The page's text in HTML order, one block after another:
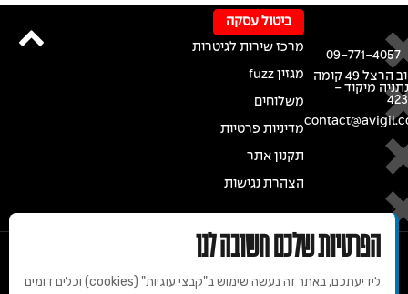
רחוב הרצל 49 קומה
מיקוד -
09-771-4057
ביטול עסקה
מרכז שירות לגיטרות
מגזין fuzz
משלוחים
מדיניות פרטיות
תקנון אתר
הצהרת נגישות
הפרטיות שלכם חשובה לנו
לידיעתכם, באתר זה נעשה שימוש ב"קבצי עוגיות" (cookies) וכלים דומים